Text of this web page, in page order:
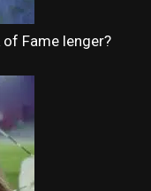
Fame lenger?